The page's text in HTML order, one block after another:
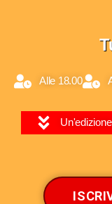
Alle 18.00